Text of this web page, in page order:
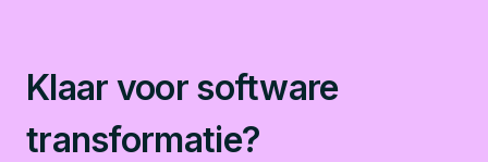
Klaar voor software
transformatie?